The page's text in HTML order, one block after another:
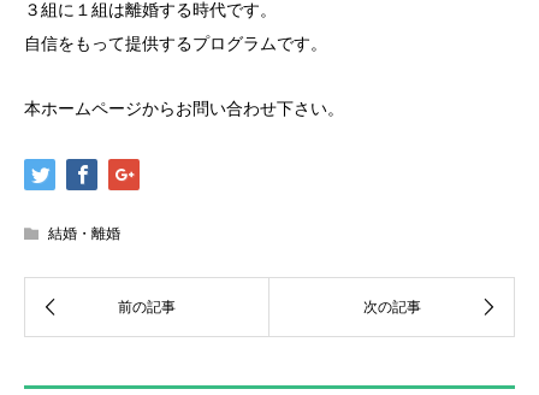
３組に１組は離婚する時代です。
自信をもって提供するプログラムです。
本ホームページからお問い合わせ下さい。
結婚・離婚